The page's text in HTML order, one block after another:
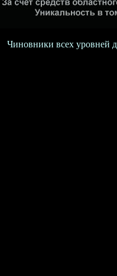
Чиновники всех уровней